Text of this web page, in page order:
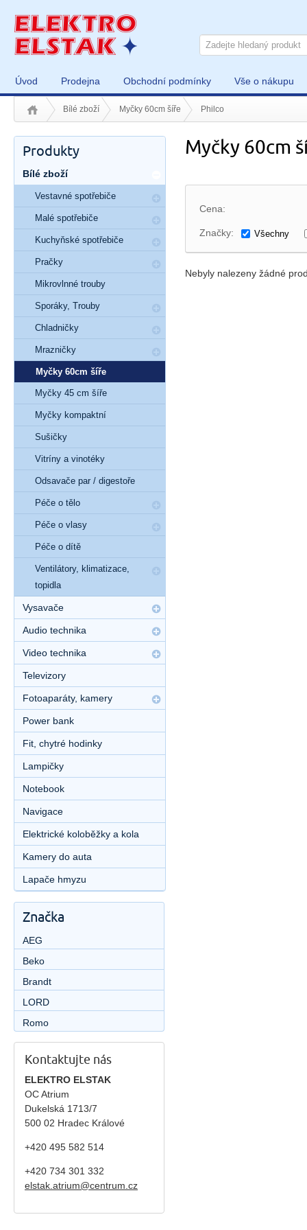
Úvod Prodejna Obchodní podmínky Vše o nákupu
Bílé zboží Myčky 60cm šíře Philco
Myčky 60cm
Cena:
Značky: Všechny
Nebyly nalezeny žádné
Produkty
Bílé zboží
Vestavné spotřebiče
Malé spotřebiče
Kuchyňské spotřebiče
Pračky
Mikrovlnné trouby
Sporáky, Trouby
Chladničky
Mrazničky
Myčky 60cm šíře
Myčky 45 cm šíře
Myčky kompaktní
Sušičky
Vitríny a vinotéky
Odsavače par / digestoře
Péče o tělo
Péče o vlasy
Péče o dítě
Ventilátory, klimatizace,
topidla
Vysavače
Audio technika
Video technika
Televizory
Fotoaparáty, kamery
Power bank
Fit, chytré hodinky
Lampičky
Notebook
Navigace
Elektrické koloběžky a kola
Kamery do auta
Lapače hmyzu
Značka
AEG
Beko
Brandt
LORD
Romo
Kontaktujte nás
ELEKTRO ELSTAK
OC Atrium
Dukelská 1713/7
500 02 Hradec Králové
+420 495 582 514
+420 734 301 332
elstak.atrium@centrum.cz